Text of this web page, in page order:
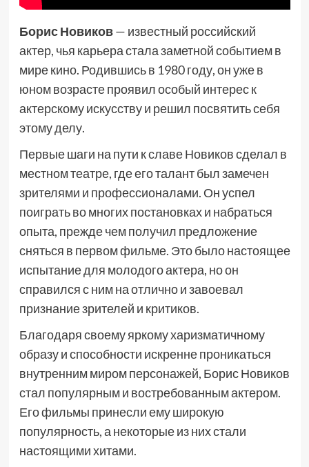
Борис Новиков— известный российский
актер, чья карьера стала заметной событием в
мире кино. Родившись в 1980 году, он уже в
юном возрасте проявил особый интерес к
актерскому искусству и решил посвятить себя
этому делу.
Первые шаги на пути к славе Новиков сделал в
местном театре, где его талант был замечен
зрителями и профессионалами. Он успел
поиграть во многих постановках и набраться
опыта, прежде чем получил предложение
сняться в первом фильме. Это было настоящее
испытание для молодого актера, но он
справился с ним на отлично и завоевал
признание зрителей и критиков.
Благодаря своему яркому харизматичному
образу и способности искренне проникаться
внутренним миром персонажей, Борис Новиков
стал популярным и востребованным актером.
Его фильмы принесли ему широкую
популярность, а некоторые из них стали
настоящими хитами.